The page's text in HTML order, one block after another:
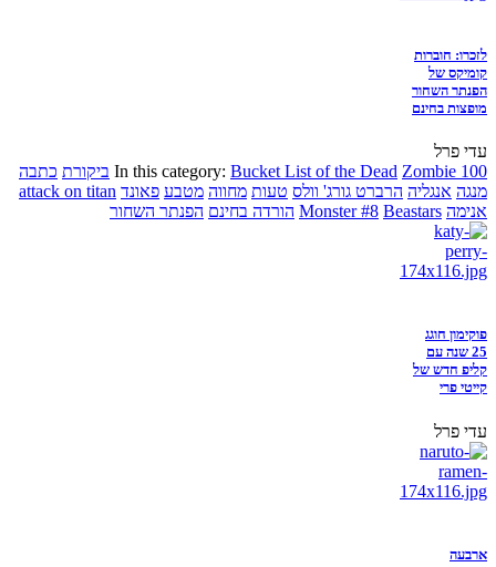
לזכרו: חוברות
קומיקס של
הפנתר השחור
מופצות בחינם
עדי פרל
In this category: Bucket List of the Dead Zombie 100 ביקורת כתבה
מנגה אנגליה הרברט גורג' וולס טעות מחווה מטבע פאונד attack on titan
אנימה
Monster #8 Beastars הורדה בחינם הפנתר השחור
פוקימון חוגג
25 שנה עם
קליפ חדש של
קייטי פרי
עדי פרל
ארבעה